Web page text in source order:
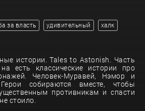
за власть удивительный халк
истории. Tales to Astonish. Часть
есть классические истории про
Человек-Муравей, Нэмор и
собираются вместе, чтобы
противникам и спасти
стоило.